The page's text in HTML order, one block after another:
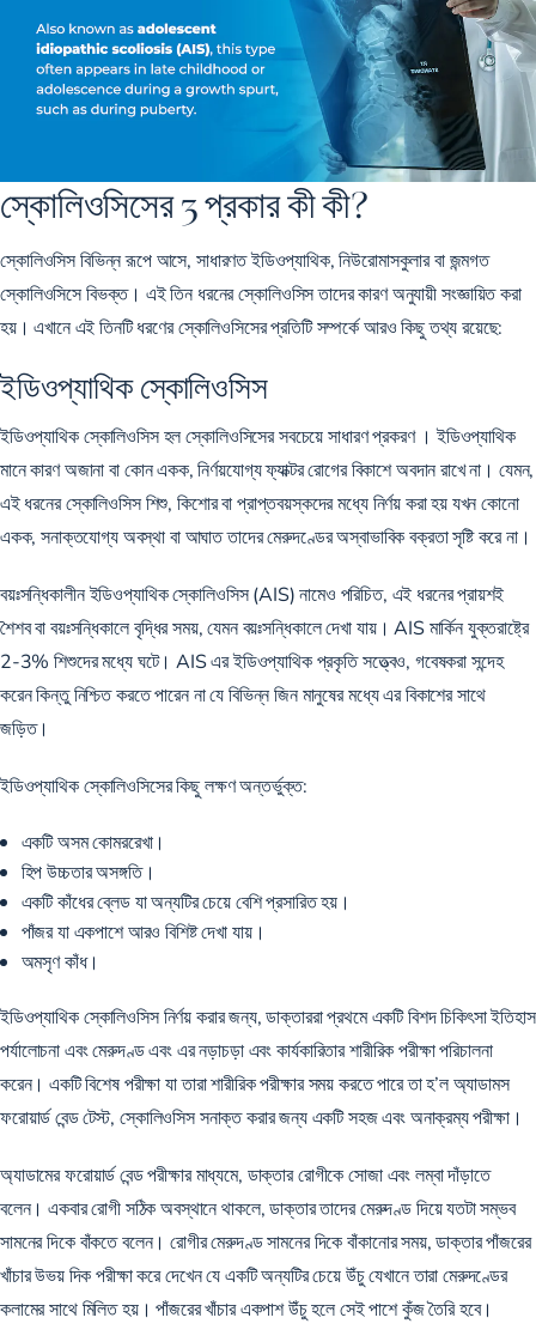
স্কোলিওসিসের 3 প্রকার কী কী?
স্কোলিওসিস বিভিন্ন রূপে আসে, সাধারণত ইডিওপ্যাথিক, নিউরোমাসকুলার বা জন্মগত
স্কোলিওসিসে বিভক্ত। এই তিন ধরনের স্কোলিওসিস তাদের কারণ অনুযায়ী সংজ্ঞায়িত করা
হয়। এখানে এই তিনটি ধরণের স্কোলিওসিসের প্রতিটি সম্পর্কে আরও কিছু তথ্য রয়েছে:
ইডিওপ্যাথিক স্কোলিওসিস
ইডিওপ্যাথিক স্কোলিওসিসহলস্কোলিওসিসের সবচেয়ে সাধারণ প্রকরণ। ইডিওপ্যাথিক
মানে কারণ অজানা বা কোন একক, নির্ণয়যোগ্য ফ্যাক্টর রোগের বিকাশে অবদান রাখে না। যেমন,
এই ধরনের স্কোলিওসিস শিশু, কিশোর বা প্রাপ্তবয়স্কদের মধ্যে নির্ণয় করা হয় যখন কোনো
একক, সনাক্তযোগ্য অবস্থা বা আঘাত তাদের মেরুদণ্ডের অস্বাভাবিক বক্রতা সৃষ্টি করে না।
বয়ঃসন্ধিকালীন ইডিওপ্যাথিক স্কোলিওসিস (AIS) নামেও পরিচিত, এই ধরনের প্রায়শই
শৈশব বা বয়ঃসন্ধিকালে বৃদ্ধির সময়, যেমন বয়ঃসন্ধিকালে দেখা যায়। AIS মার্কিন যুক্তরাষ্ট্রে
2-3% শিশুদেরমধ্যে ঘটে। AIS এর ইডিওপ্যাথিক প্রকৃতি সত্ত্বেও, গবেষকরা সন্দেহ
করেন কিন্তু নিশ্চিত করতে পারেন না যে বিভিন্ন জিন মানুষের মধ্যে এর বিকাশের সাথে
জড়িত।
ইডিওপ্যাথিক স্কোলিওসিসের কিছু লক্ষণ অন্তর্ভুক্ত:
একটি অসম কোমররেখা।
হিপ উচ্চতার অসঙ্গতি।
একটি কাঁধের ব্লেড যা অন্যটির চেয়ে বেশি প্রসারিত হয়।
পাঁজর যা একপাশে আরও বিশিষ্ট দেখা যায়।
অমসৃণ কাঁধ।
ইডিওপ্যাথিক স্কোলিওসিস নির্ণয় করার জন্য, ডাক্তাররা প্রথমে একটি বিশদ চিকিৎসা ইতিহাস
পর্যালোচনা এবং মেরুদণ্ড এবং এর নড়াচড়া এবং কার্যকারিতার শারীরিক পরীক্ষা পরিচালনা
করেন। একটি বিশেষ পরীক্ষা যা তারা শারীরিক পরীক্ষার সময় করতে পারে তা হ’ল অ্যাডামস
ফরোয়ার্ড বেন্ড টেস্ট, স্কোলিওসিস সনাক্ত করার জন্য একটি সহজ এবং অনাক্রম্য পরীক্ষা।
অ্যাডামের ফরোয়ার্ড বেন্ড পরীক্ষার মাধ্যমে, ডাক্তার রোগীকে সোজা এবং লম্বা দাঁড়াতে
বলেন। একবার রোগী সঠিক অবস্থানে থাকলে, ডাক্তার তাদের মেরুদণ্ড দিয়ে যতটা সম্ভব
সামনের দিকে বাঁকতে বলেন। রোগীর মেরুদণ্ড সামনের দিকে বাঁকানোর সময়, ডাক্তার পাঁজরের
খাঁচার উভয় দিক পরীক্ষা করে দেখেন যে একটি অন্যটির চেয়ে উঁচু যেখানে তারা মেরুদণ্ডের
কলামের সাথে মিলিত হয়। পাঁজরের খাঁচার একপাশ উঁচু হলে সেই পাশে কুঁজ তৈরি হবে।